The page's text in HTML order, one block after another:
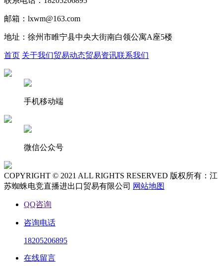
邮箱：lxwm@163.com
地址：徐州市睢宁县中央大街南白领公寓A座5楼
首页 关于我们贸易动态贸易资讯联系我们
手机移动端
微信公众号
COPYRIGHT © 2021 ALL RIGHTS RESERVED 版权所有：江
苏蜘蛛电竞直播进出口贸易有限公司 网站地图
QQ咨询
咨询电话
18205206895
在线留言